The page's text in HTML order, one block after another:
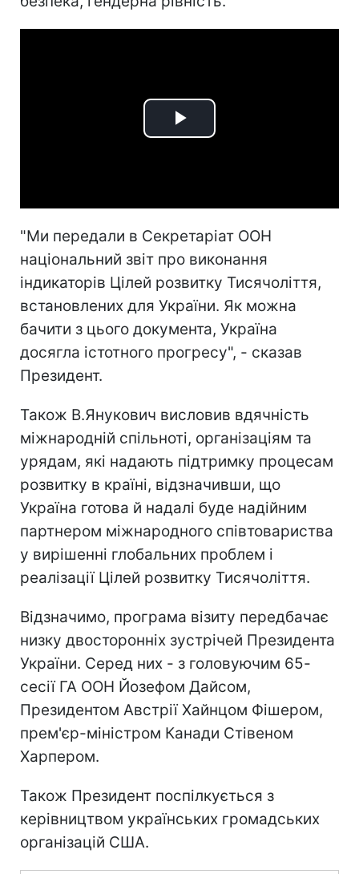
Play
"Ми передали в Секретаріат ООН
національний звіт про виконання
індикаторів Цілей розвитку Тисячоліття,
встановлених для України. Як можна
бачити з цього документа, Україна
досягла істотного прогресу", - сказав
Президент.
Також В.Янукович висловив вдячність
міжнародній спільноті, організаціям та
урядам, які надають підтримку процесам
розвитку в країні, відзначивши, що
Україна готова й надалі буде надійним
партнером міжнародного співтовариства
у вирішенні глобальних проблем і
реалізації Цілей розвитку Тисячоліття.
Відзначимо, програма візиту передбачає
низку двосторонніх зустрічей Президента
України. Серед них - з головуючим 65-
сесії ГА ООН Йозефом Дайсом,
Президентом Австрії Хайнцом Фішером,
прем'єр-міністром Канади Стівеном
Харпером.
Також Президент поспілкується з
керівництвом українських громадських
організацій США.